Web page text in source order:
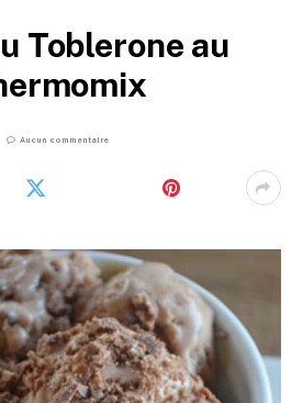
Toblerone au
Aucun commentaire